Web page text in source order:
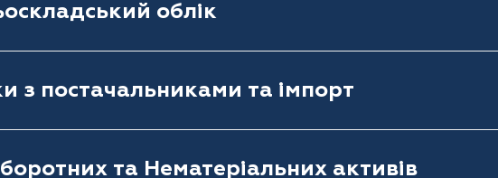
облік
з постачальниками та імпорт
та Нематеріальних активів